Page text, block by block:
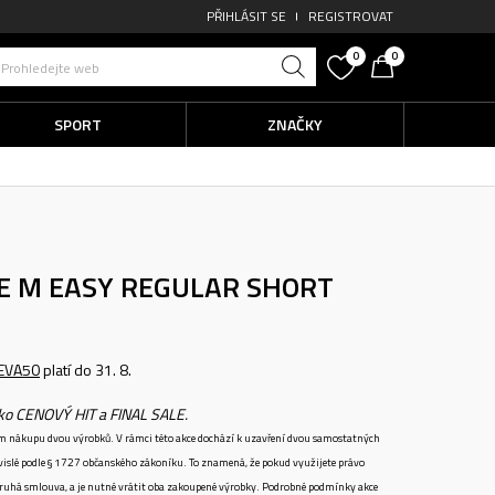
PŘIHLÁSIT SE REGISTROVAT
Prohledejte web
0 0
SPORT
ZNAČKY
M EASY REGULAR SHORT
platí do 31. 8.
HIT a FINAL SALE.
nákupu dvou výrobků. V rámci této akce dochází k uzavření dvou samostatných
podle § 1727 občanského zákoníku. To znamená, že pokud využijete právo
smlouva, a je nutné vrátit oba zakoupené výrobky. Podrobné podmínky akce